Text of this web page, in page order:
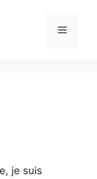
Menu
je suis